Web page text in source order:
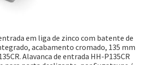
em liga de zinco com batente de
acabamento cromado, 135 mm
Alavanca de entrada HH-P135CR